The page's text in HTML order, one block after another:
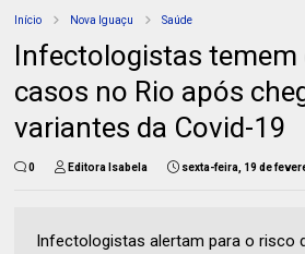
Início Nova Iguaçu Saúde
Infectologistas temem
casos no Rio após
variantes da Covid-19
0 Editora Isabela sexta-feira, 19 de
Infectologistas alertam para o risco